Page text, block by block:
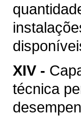
XIV -
técnica